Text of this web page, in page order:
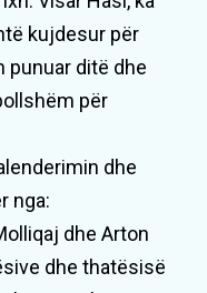
kujdesur për
punuar ditë dhe
për
dhe
nga:
dhe Arton
dhe thatësisë